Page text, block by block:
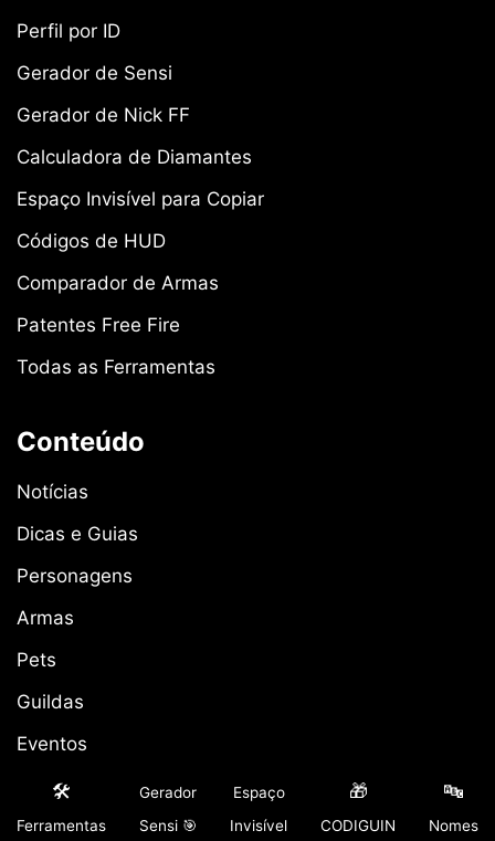
Perfil por ID
Gerador de Sensi
Gerador de Nick FF
Calculadora de Diamantes
Espaço Invisível para Copiar
Códigos de HUD
Comparador de Armas
Patentes Free Fire
Todas as Ferramentas
Conteúdo
Notícias
Dicas e Guias
Personagens
Armas
Pets
Guildas
Eventos
Institucional
🛠️
Ferramentas
Gerador
Sensi 🎯
Espaço
Invisível
🎁
CODIGUIN
🔤
Nomes